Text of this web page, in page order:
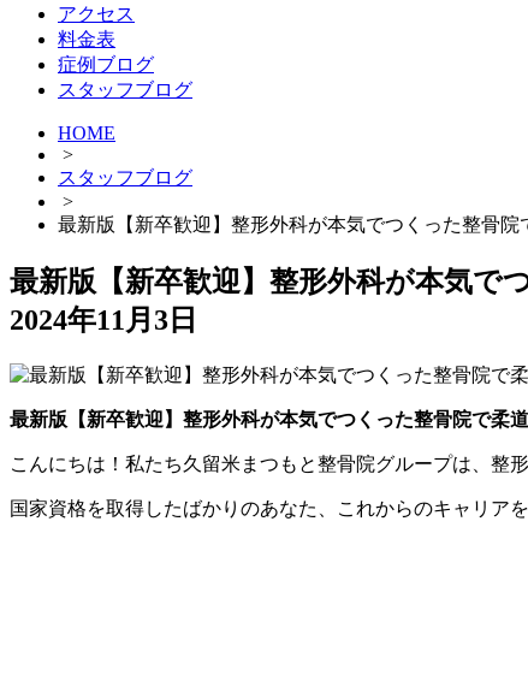
アクセス
料金表
症例ブログ
スタッフブログ
HOME
>
スタッフブログ
>
最新版【新卒歓迎】整形外科が本気でつくった整骨
最新版【新卒歓迎】整形外科が本気で
2024年11月3日
最新版【新卒歓迎】整形外科が本気でつくった整骨院で柔
こんにちは！私たち久留米まつもと整骨院グループは、整
国家資格を取得したばかりのあなた、これからのキャリア